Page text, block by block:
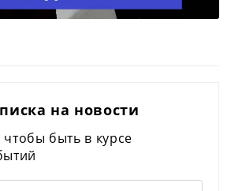
на новости
быть в курсе